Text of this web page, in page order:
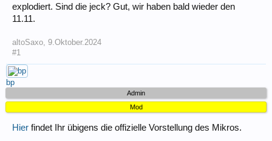
explodiert. Sind die jeck? Gut, wir haben bald wieder den
11.11.
altoSaxo, 9.Oktober.2024
#1
bp
Admin
Mod
Hier findet Ihr übigens die offizielle Vorstellung des Mikros.